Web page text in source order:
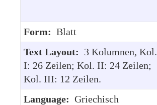
Form: Blatt
Text Layout: 3 Kolumnen, Kol.
I: 26 Zeilen; Kol. II: 24 Zeilen;
Kol. III: 12 Zeilen.
Language: Griechisch